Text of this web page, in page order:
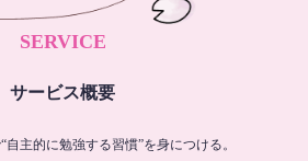
SERVICE
サービス概要
自主的に勉強する習慣”を身につける。